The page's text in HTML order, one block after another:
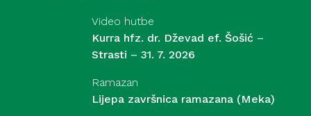
Video hutbe
Kurra hfz. dr. Dževad ef. Šošić –
Strasti – 31. 7. 2026
Ramazan
Lijepa završnica ramazana (Meka)